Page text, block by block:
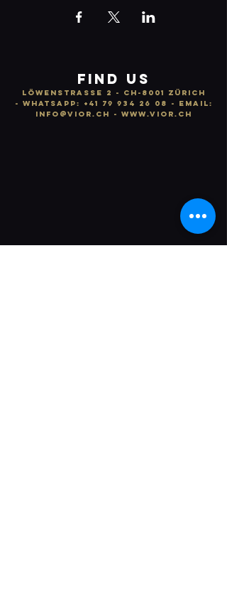
FIND US
LÖWENSTRASSE 2 - CH-8001 ZÜRICH
- WhatsApp: +41 79 934 26 08
- email:
info @vior.ch - www.vior.ch